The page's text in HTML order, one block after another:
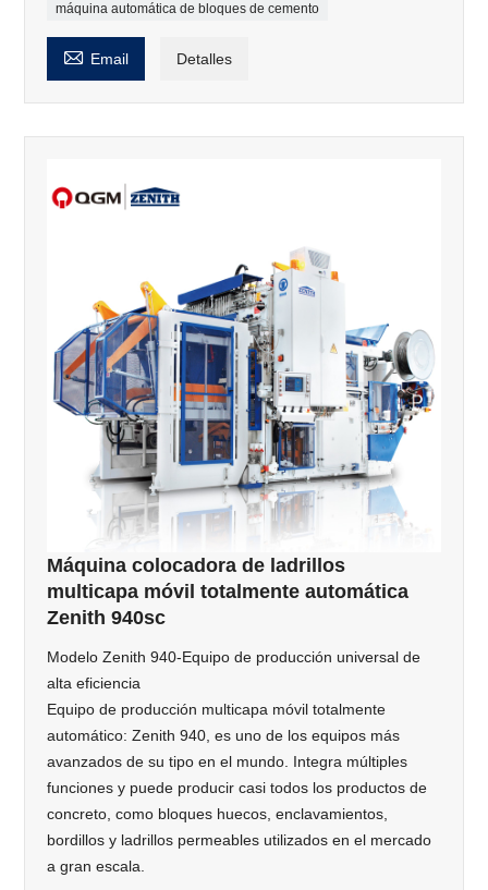
máquina automática de bloques de cemento
 Email Detalles
Máquina colocadora de ladrillos
multicapa móvil totalmente automática
Zenith 940sc
Modelo Zenith 940-Equipo de producción universal de
alta eficiencia
Equipo de producción multicapa móvil totalmente
automático: Zenith 940, es uno de los equipos más
avanzados de su tipo en el mundo. Integra múltiples
funciones y puede producir casi todos los productos de
concreto, como bloques huecos, enclavamientos,
bordillos y ladrillos permeables utilizados en el mercado
a gran escala.